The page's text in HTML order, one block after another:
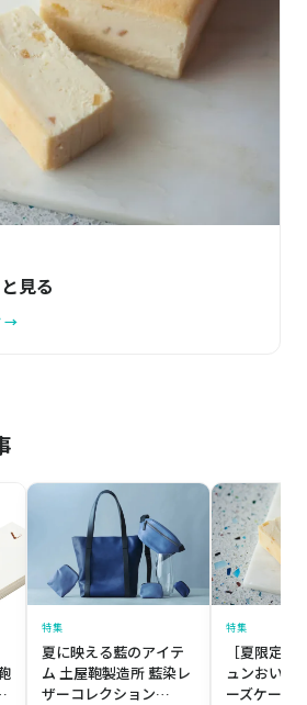
見る
→
特集
夏に映える藍のアイテ
ム 土屋鞄製造所 藍染レ
ザーコレクション
特集
［夏限定！
ュンおいし
ーズケーキ